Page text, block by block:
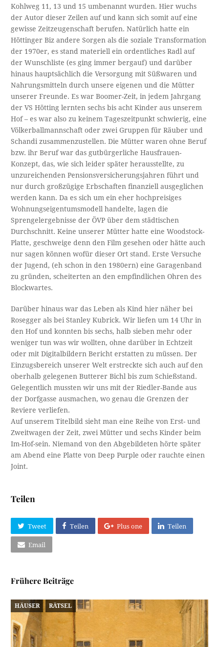
Kohlweg 11, 13 und 15 umbenannt wurden. Hier wuchs
der Autor dieser Zeilen auf und kann sich somit auf eine
gewisse Zeitzeugenschaft berufen. Natürlich hatte ein
Höttinger Biz andere Sorgen als die soziale Transformation
der 1970er, es stand materiell ein ordentliches Radl auf
der Wunschliste (es ging immer bergauf) und darüber
hinaus hauptsächlich die Versorgung mit Süßwaren und
Nahrungsmitteln durch unsere eigenen und die Mütter
unserer Freunde. Es war Boomer-Zeit, in jedem Jahrgang
der VS Hötting lernten sechs bis acht Kinder aus unserem
Hof – es war also zu keinem Tageszeitpunkt schwierig, eine
Völkerballmannschaft oder zwei Gruppen für Räuber und
Schandi zusammenzustellen. Die Mütter waren ohne Beruf
bzw. ihr Beruf war das gutbürgerliche Hausfrauen-
Konzept, das, wie sich leider später herausstellte, zu
unzureichenden Pensionsversicherungsjahren führt und
nur durch großzügige Erbschaften finanziell ausgeglichen
werden kann. Da es sich um ein eher hochpreisiges
Wohnungseigentumsmodell handelte, lagen die
Sprengelergebnisse der ÖVP über dem städtischen
Durchschnitt. Keine unserer Mütter hatte eine Woodstock-
Platte, geschweige denn den Film gesehen oder hätte auch
nur sagen können wofür dieser Ort stand. Erste Versuche
der Jugend, (eh schon in den 1980ern) eine Garagenband
zu gründen, scheiterten an den empfindlichen Ohren des
Blockwartes.
Darüber hinaus war das Leben als Kind hier näher bei
Rosegger als bei Stanley Kubrick. Wir liefen um 14 Uhr in
den Hof und konnten bis sechs, halb sieben mehr oder
weniger tun was wir wollten, ohne darüber in Echtzeit
oder mit Digitalbildern Bericht erstatten zu müssen. Der
Einzugsbereich unserer Welt erstreckte sich auch auf den
oberhalb gelegenen Butterer Bichl bis zum Schießstand.
Gelegentlich mussten wir uns mit der Riedler-Bande aus
der Dorfgasse ausmachen, wo genau die Grenzen der
Reviere verliefen.
Auf unserem Titelbild sieht man eine Reihe von Erst- und
Zweitwagen der Zeit, zwei Mütter und sechs Kinder beim
Im-Hof-sein. Niemand von den Abgebildeten hörte später
am Abend eine Platte von Deep Purple oder rauchte einen
Joint.
Teilen
Tweet Teilen Plus one Teilen
Email
Frühere Beiträge
HÄUSER RÄTSEL